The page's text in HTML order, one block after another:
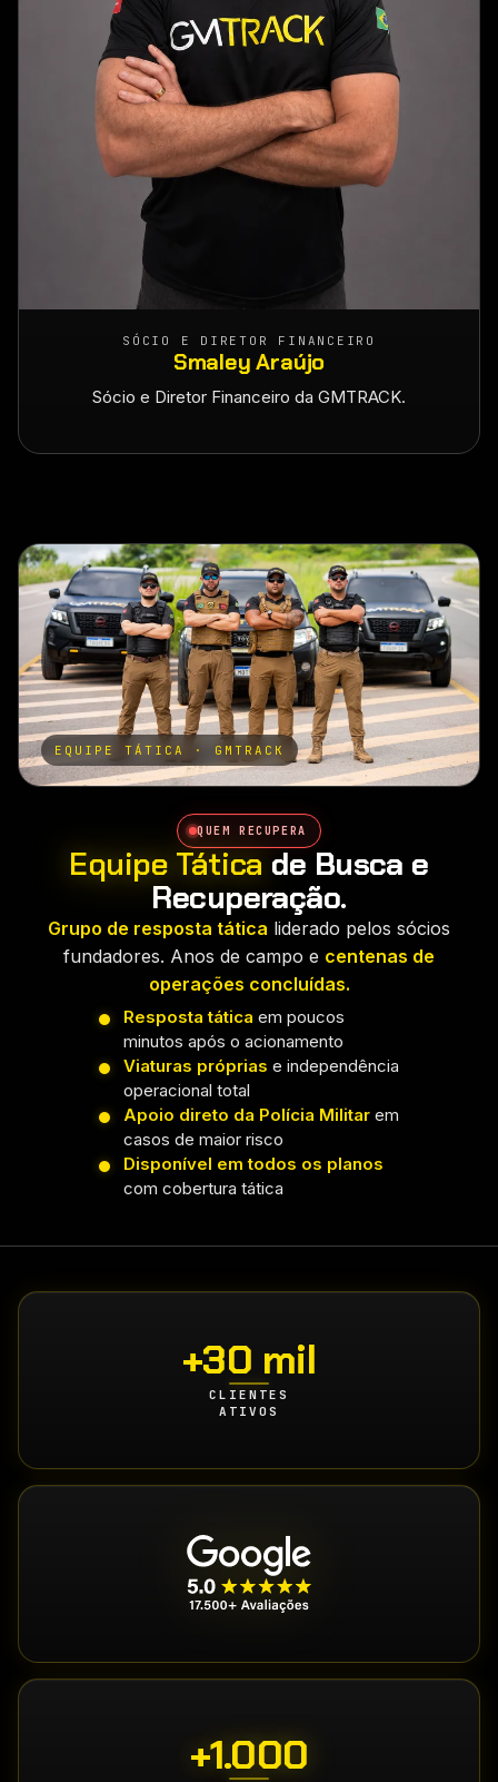
SÓCIO E DIRETOR FINANCEIRO
Smaley Araújo
Sócio e Diretor Financeiro da GMTRACK.
EQUIPE TÁTICA · GMTRACK
QUEM RECUPERA
Equipe Tática de Busca e
Recuperação.
Grupo de resposta tática liderado pelos sócios
fundadores. Anos de campo e centenas de
operações concluídas.
Resposta tática em poucos
minutos após o acionamento
Viaturas próprias e independência
operacional total
Apoio direto da Polícia Militar em
casos de maior risco
Disponível em todos os planos
com cobertura tática
+30 mil
CLIENTES
ATIVOS
+1.000